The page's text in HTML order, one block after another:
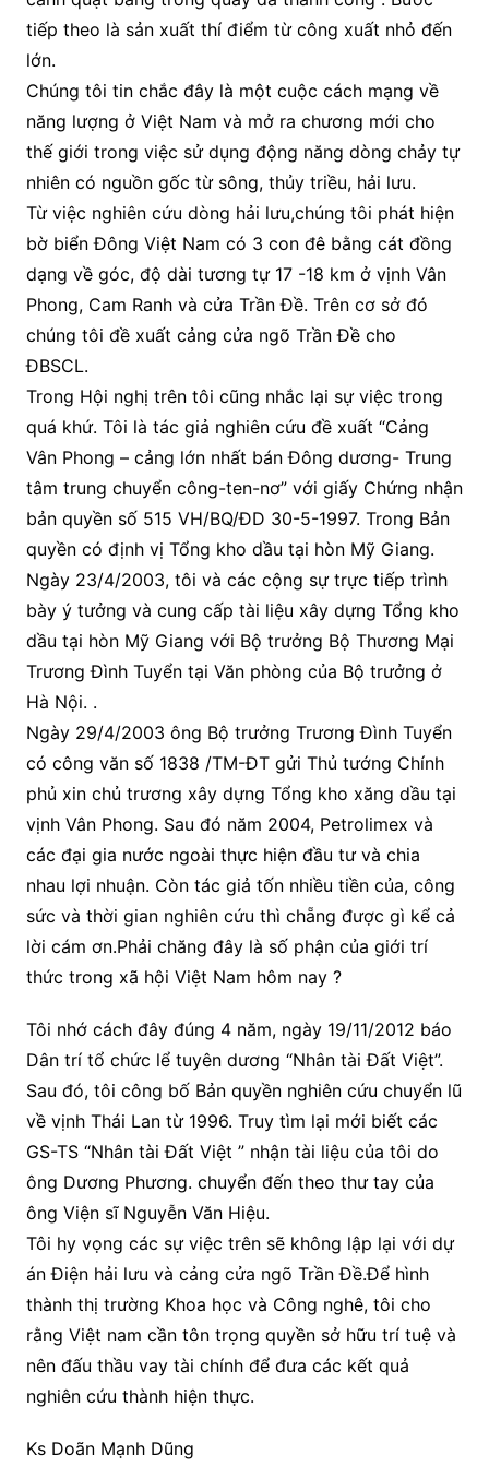
tiếp theo là sản xuất thí điểm từ công xuất nhỏ đến
lớn.
Chúng tôi tin chắc đây là một cuộc cách mạng về
năng lượng ở Việt Nam và mở ra chương mới cho
thế giới trong việc sử dụng động năng dòng chảy tự
nhiên có nguồn gốc từ sông, thủy triều, hải lưu.
Từ việc nghiên cứu dòng hải lưu,chúng tôi phát hiện
bờ biển Đông Việt Nam có 3 con đê bằng cát đồng
dạng về góc, độ dài tương tự 17 -18 km ở vịnh Vân
Phong, Cam Ranh và cửa Trần Đề. Trên cơ sở đó
chúng tôi đề xuất cảng cửa ngõ Trần Đề cho
ĐBSCL.
Trong Hội nghị trên tôi cũng nhắc lại sự việc trong
quá khứ. Tôi là tác giả nghiên cứu đề xuất “Cảng
Vân Phong – cảng lớn nhất bán Đông dương- Trung
tâm trung chuyển công-ten-nơ” với giấy Chứng nhận
bản quyền số 515 VH/BQ/ĐD 30-5-1997. Trong Bản
quyền có định vị Tổng kho dầu tại hòn Mỹ Giang.
Ngày 23/4/2003, tôi và các cộng sự trực tiếp trình
bày ý tưởng và cung cấp tài liệu xây dựng Tổng kho
dầu tại hòn Mỹ Giang với Bộ trưởng Bộ Thương Mại
Trương Đình Tuyển tại Văn phòng của Bộ trưởng ở
Hà Nội. .
Ngày 29/4/2003 ông Bộ trưởng Trương Đình Tuyển
có công văn số 1838 /TM-ĐT gửi Thủ tướng Chính
phủ xin chủ trương xây dựng Tổng kho xăng dầu tại
vịnh Vân Phong. Sau đó năm 2004, Petrolimex và
các đại gia nước ngoài thực hiện đầu tư và chia
nhau lợi nhuận. Còn tác giả tốn nhiều tiền của, công
sức và thời gian nghiên cứu thì chẵng được gì kể cả
lời cám ơn.Phải chăng đây là số phận của giới trí
thức trong xã hội Việt Nam hôm nay ?
Tôi nhớ cách đây đúng 4 năm, ngày 19/11/2012 báo
Dân trí tổ chức lể tuyên dương “Nhân tài Đất Việt”.
Sau đó, tôi công bố Bản quyền nghiên cứu chuyển lũ
về vịnh Thái Lan từ 1996. Truy tìm lại mới biết các
GS-TS “Nhân tài Đất Việt ” nhận tài liệu của tôi do
ông Dương Phương. chuyển đến theo thư tay của
ông Viện sĩ Nguyễn Văn Hiệu.
Tôi hy vọng các sự việc trên sẽ không lập lại với dự
án Điện hải lưu và cảng cửa ngõ Trần Đề.Để hình
thành thị trường Khoa học và Công nghê, tôi cho
rằng Việt nam cần tôn trọng quyền sở hữu trí tuệ và
nên đấu thầu vay tài chính để đưa các kết quả
nghiên cứu thành hiện thực.
Ks Doãn Mạnh Dũng